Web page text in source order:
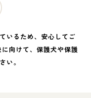
いるため、安心してご
向けて、保護犬や保護
い。